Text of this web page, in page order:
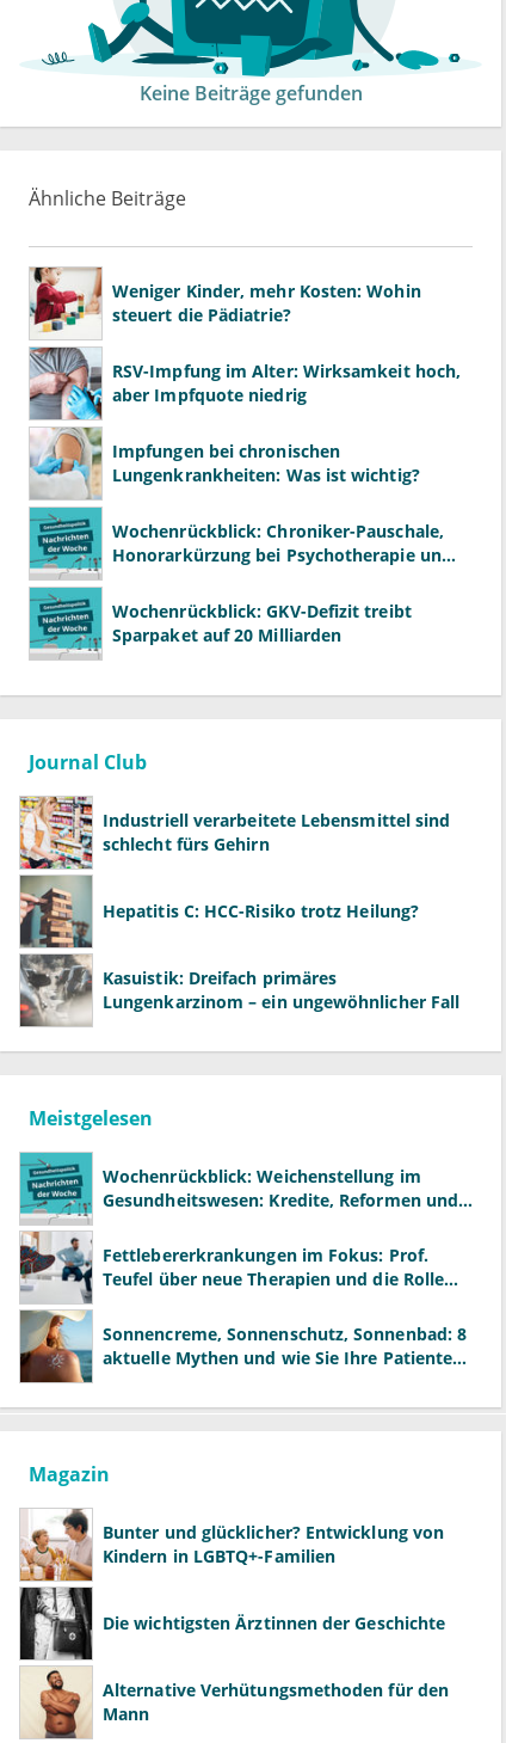
Keine Beiträge gefunden
Ähnliche Beiträge
Weniger Kinder, mehr Kosten: Wohin
steuert die Pädiatrie?
RSV-Impfung im Alter: Wirksamkeit hoch,
aber Impfquote niedrig
Impfungen bei chronischen
Lungenkrankheiten: Was ist wichtig?
Wochenrückblick: Chroniker-Pauschale,
Honorarkürzung bei Psychotherapie und
Wochenrückblick: GKV-Defizit treibt
Sparpaket auf 20 Milliarden
Journal Club
Industriell verarbeitete Lebensmittel sind
schlecht fürs Gehirn
Hepatitis C: HCC-Risiko trotz Heilung?
Kasuistik: Dreifach primäres
Lungenkarzinom – ein ungewöhnlicher Fall
Meistgelesen
Wochenrückblick: Weichenstellung im
Gesundheitswesen: Kredite, Reformen und
Fettlebererkrankungen im Fokus: Prof.
Teufel über neue Therapien und die Rolle
Sonnencreme, Sonnenschutz, Sonnenbad: 8
aktuelle Mythen und wie Sie Ihre Patienten
Magazin
Bunter und glücklicher? Entwicklung von
Kindern in LGBTQ+-Familien
Die wichtigsten Ärztinnen der Geschichte
Alternative Verhütungsmethoden für den
Mann